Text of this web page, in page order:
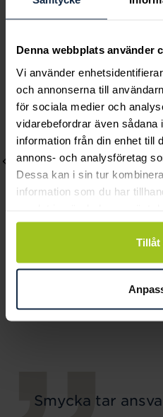
Denna webbplats använder
Vi använder
och annonserna till
för sociala medier och
vidarebefordrar även sådana
information från din enhet till
annons- och analysföretag
Dessa kan i sin tur
information som du har
Tillåt
Pearl Bracelet / Pearl
Smycka tar